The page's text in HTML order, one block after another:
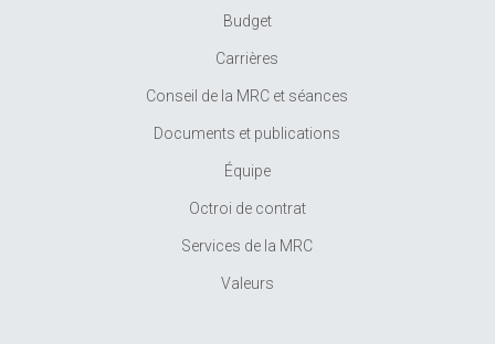
Budget
Carrières
Conseil de la MRC et séances
Documents et publications
Équipe
Octroi de contrat
Services de la MRC
Valeurs